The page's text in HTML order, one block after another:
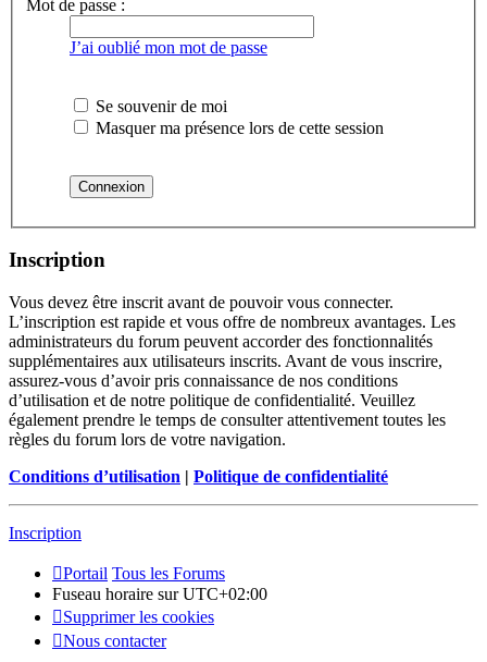
Mot de passe :
J’ai oublié mon mot de passe
Se souvenir de moi
Masquer ma présence lors de cette session
Inscription
Vous devez être inscrit avant de pouvoir vous connecter.
L’inscription est rapide et vous offre de nombreux avantages. Les
administrateurs du forum peuvent accorder des fonctionnalités
supplémentaires aux utilisateurs inscrits. Avant de vous inscrire,
assurez-vous d’avoir pris connaissance de nos conditions
d’utilisation et de notre politique de confidentialité. Veuillez
également prendre le temps de consulter attentivement toutes les
règles du forum lors de votre navigation.
Conditions d’utilisation | Politique de confidentialité
Inscription
Portail Tous les Forums
Fuseau horaire surUTC+02:00
Supprimer les cookies
Nous contacter